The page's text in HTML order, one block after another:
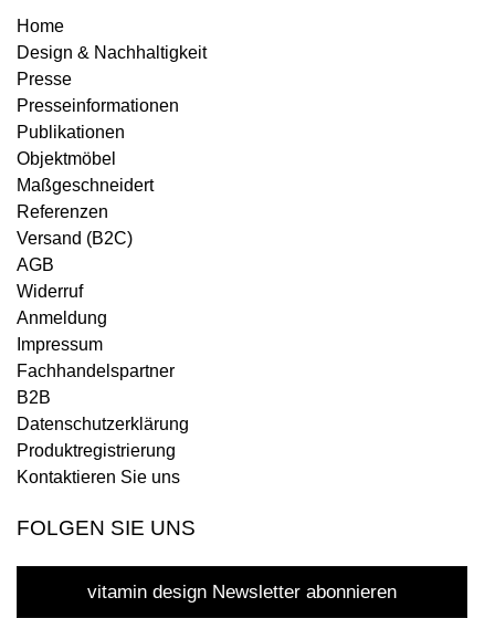
Home
Design & Nachhaltigkeit
Presse
Presseinformationen
Publikationen
Objektmöbel
Maßgeschneidert
Referenzen
Versand (B2C)
AGB
Widerruf
Anmeldung
Impressum
Fachhandelspartner
B2B
Datenschutzerklärung
Produktregistrierung
Kontaktieren Sie uns
FOLGEN SIE UNS
vitamin design Newsletter abonnieren